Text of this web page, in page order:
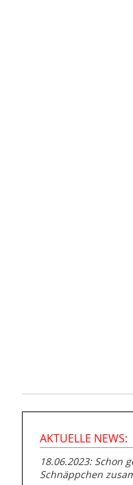
AKTUELLE NEWS:
18.06.2023: Schon
Schnäppchen